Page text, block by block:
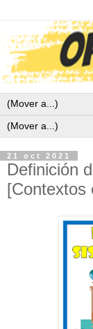
21 oct 2021
Definición
[Contextos